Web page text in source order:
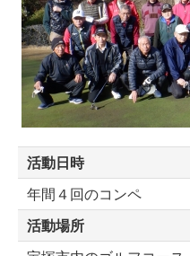
活動日時
年間４回のコンペ
活動場所